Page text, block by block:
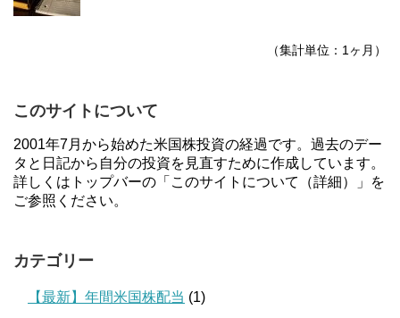
（集計単位：1ヶ月）
このサイトについて
2001年7月から始めた米国株投資の経過です。過去のデー
タと日記から自分の投資を見直すために作成しています。
詳しくはトップバーの「このサイトについて（詳細）」を
ご参照ください。
カテゴリー
【最新】年間米国株配当 (1)